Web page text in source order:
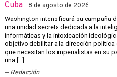
Cuba
8 de agosto de 2026
Washington intensificará su campaña
una unidad secreta dedicada a la
informáticas y la intoxicación
objetivo debilitar a la dirección política
que necesitan los imperialistas en su
una […]
Redacción